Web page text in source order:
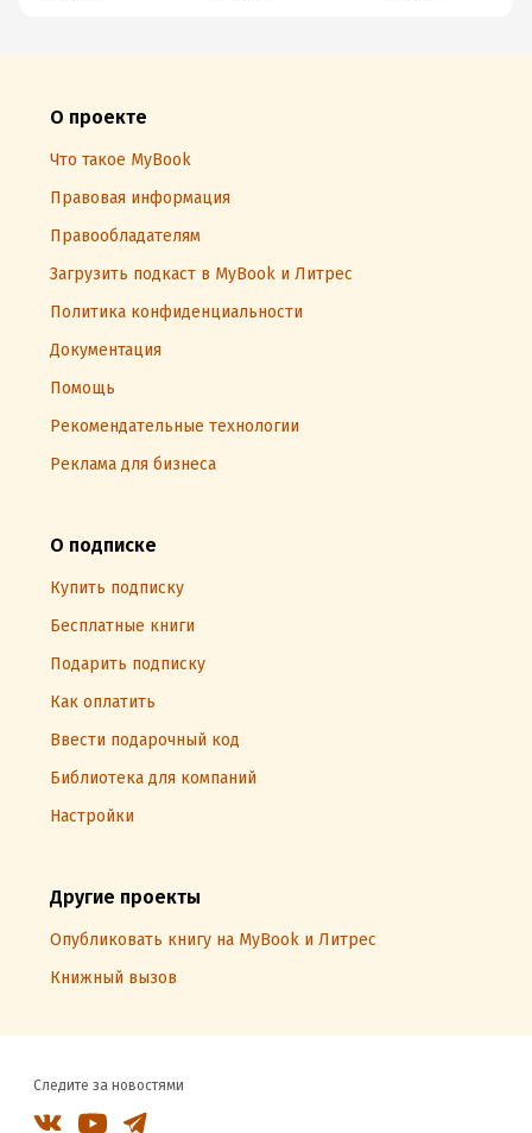
О проекте
Что такое MyBook
Правовая информация
Правообладателям
Загрузить подкаст в MyBook и Литрес
Политика конфиденциальности
Документация
Помощь
Рекомендательные технологии
Реклама для бизнеса
О подписке
Купить подписку
Бесплатные книги
Подарить подписку
Как оплатить
Ввести подарочный код
Библиотека для компаний
Настройки
Другие проекты
Опубликовать книгу на MyBook и Литрес
Книжный вызов
Следите за новостями